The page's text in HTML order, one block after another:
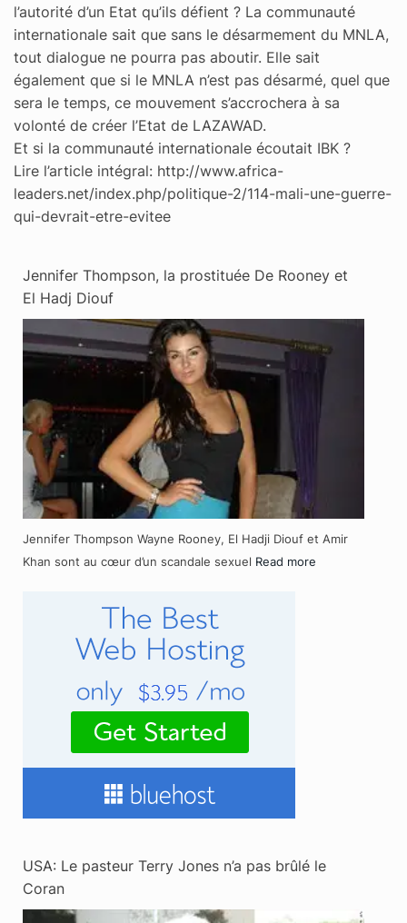
l’autorité d’un Etat qu’ils défient ? La communauté
internationale sait que sans le désarmement du MNLA,
tout dialogue ne pourra pas aboutir. Elle sait
également que si le MNLA n’est pas désarmé, quel que
sera le temps, ce mouvement s’accrochera à sa
volonté de créer l’Etat de LAZAWAD.
Et si la communauté internationale écoutait IBK ?
Lire l’article intégral: http://www.africa-
leaders.net/index.php/politique-2/114-mali-une-guerre-
qui-devrait-etre-evitee
Jennifer Thompson, la prostituée De Rooney et
El Hadj Diouf
Jennifer Thompson Wayne Rooney, El Hadji Diouf et Amir
Khan sont au cœur d’un scandale sexuel Read more
USA: Le pasteur Terry Jones n’a pas brûlé le
Coran